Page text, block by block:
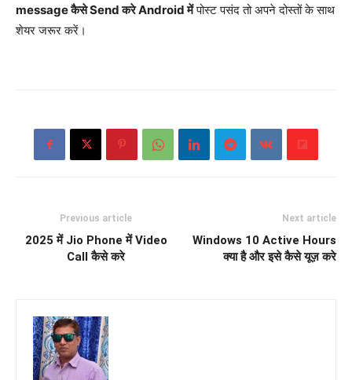
message कैसे Send करे Android मेंपोस्ट पसंद तो अपने दोस्तों के साथ
शेयर जरूर करें।
Previous article
2025 में Jio Phone में Video
Call कैसे करे
Next article
Windows 10 Active Hours
क्या है और इसे कैसे यूज़ करे